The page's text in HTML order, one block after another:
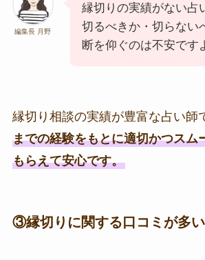
編集長 月野
縁切りの実績がない占
切るべきか・切らない
断を仰ぐのは不安です
縁切り相談の実績が豊富な占い師
までの経験をもとに適切かつスム
もらえて安心です。
③縁切りに関する口コミが多